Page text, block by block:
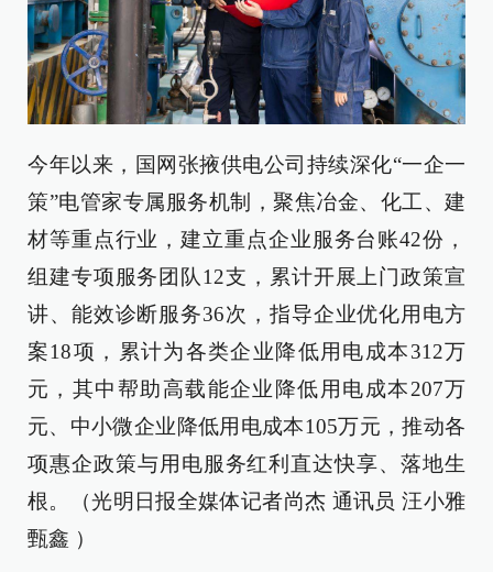
今年以来，国网张掖供电公司持续深化“一企一
策”电管家专属服务机制，聚焦冶金、化工、建
材等重点行业，建立重点企业服务台账42份，
组建专项服务团队12支，累计开展上门政策宣
讲、能效诊断服务36次，指导企业优化用电方
案18项，累计为各类企业降低用电成本312万
元，其中帮助高载能企业降低用电成本207万
元、中小微企业降低用电成本105万元，推动各
项惠企政策与用电服务红利直达快享、落地生
根。（光明日报全媒体记者尚杰 通讯员 汪小雅
甄鑫 ）